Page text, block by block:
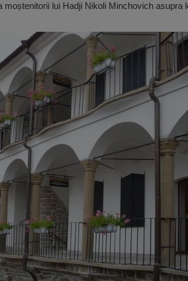
moștenitorii lui Hadji Nikoli Minchovich asupra